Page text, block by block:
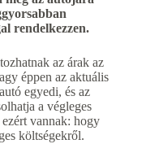
rendelkezzen.
az árak az
éppen az aktuális
egyedi, és az
a végleges
vannak: hogy
költségekről.